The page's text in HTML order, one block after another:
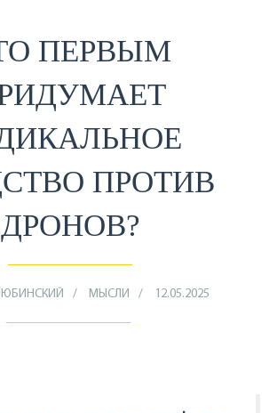
ПЕРВЫМ
ПРОТИВ
ДРОНОВ?
МЫСЛИ 12.05.2025